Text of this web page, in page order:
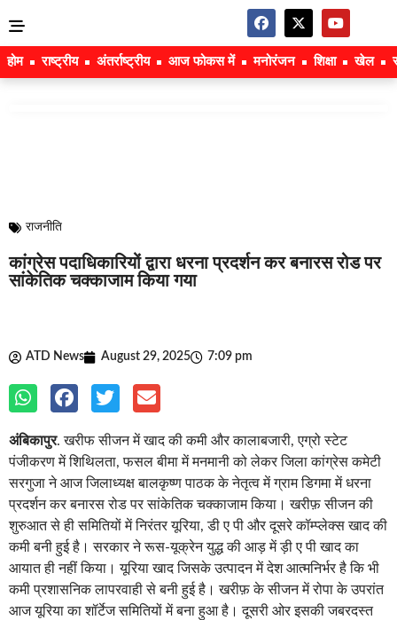
होम राष्ट्रीय अंतर्राष्ट्रीय आज फोकस में मनोरंजन शिक्षा खेल
राजनीति
कांग्रेस पदाधिकारियों द्वारा धरना प्रदर्शन कर बनारस रोड पर
सांकेतिक चक्काजाम किया गया
ATD News August 29, 2025 7:09 pm
अंबिकापुर. खरीफ सीजन में खाद की कमी और कालाबजारी, एग्रो स्टेट
पंजीकरण में शिथिलता, फसल बीमा में मनमानी को लेकर जिला कांग्रेस कमेटी
सरगुजा ने आज जिलाध्यक्ष बालकृष्ण पाठक के नेतृत्व में ग्राम डिगमा में धरना
प्रदर्शन कर बनारस रोड पर सांकेतिक चक्काजाम किया। खरीफ़ सीजन की
शुरुआत से ही समितियों में निरंतर यूरिया, डी ए पी और दूसरे कॉम्प्लेक्स खाद की
कमी बनी हुई है। सरकार ने रूस-यूक्रेन युद्ध की आड़ में ड़ी ए पी खाद का
आयात ही नहीं किया। यूरिया खाद जिसके उत्पादन में देश आत्मनिर्भर है कि भी
कमी प्रशासनिक लापरवाही से बनी हुई है। खरीफ़ के सीजन में रोपा के उपरांत
आज यूरिया का शॉर्टेज समितियों में बना हुआ है। दूसरी ओर इसकी जबरदस्त